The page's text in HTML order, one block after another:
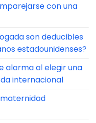
con una
son deducibles
estadounidenses?
alarma al elegir una
internacional